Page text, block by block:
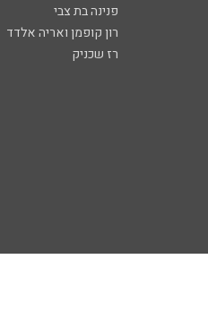
פנינה בת צבי
רון קופמן ואריה אלדד
רז שכניק